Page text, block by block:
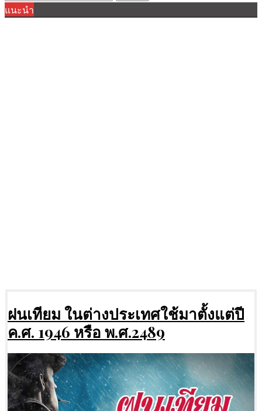
for:
แนะนำ
ฝนเทียม ในต่างประเทศใช้มาตั้งแต่ปี
ค.ศ. 1946 หรือ พ.ศ.2489